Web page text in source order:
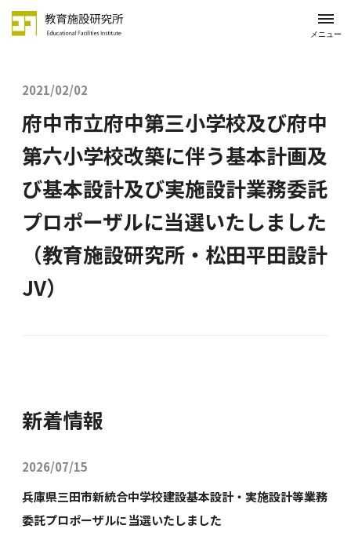
メニュー
2021/02/02
府中市立府中第三小学校及び府中
第六小学校改築に伴う基本計画及
び基本設計及び実施設計業務委託
プロポーザルに当選いたしました
（教育施設研究所・松田平田設計
JV）
新着情報
2026/07/15
兵庫県三田市新統合中学校建設基本設計・実施設計等業務
委託プロポーザルに当選いたしました